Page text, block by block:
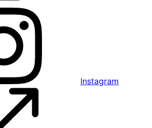
Instagram